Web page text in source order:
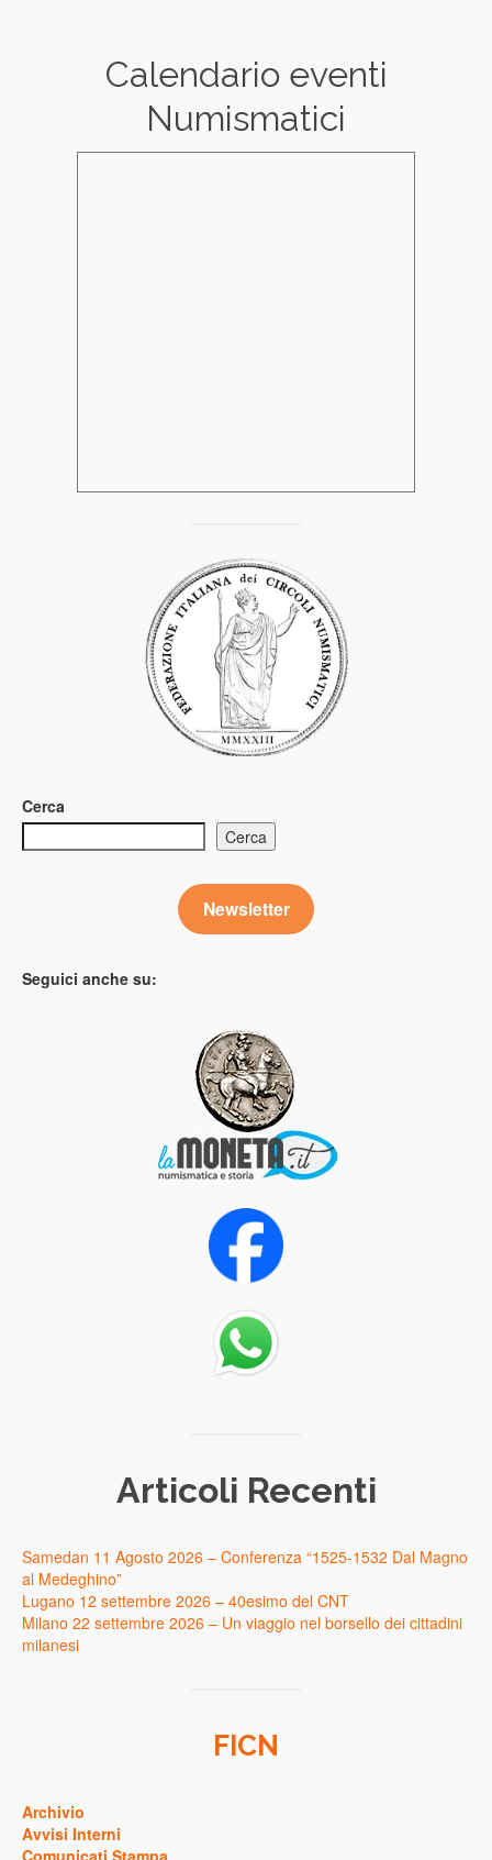
Calendario eventi
Numismatici
Cerca
Cerca
Newsletter
Seguici anche su:
Articoli Recenti
Samedan 11 Agosto 2026 – Conferenza “1525-1532 Dal Magno
al Medeghino”
Lugano 12 settembre 2026 – 40esimo del CNT
Milano 22 settembre 2026 – Un viaggio nel borsello dei cittadini
milanesi
FICN
Archivio
Avvisi Interni